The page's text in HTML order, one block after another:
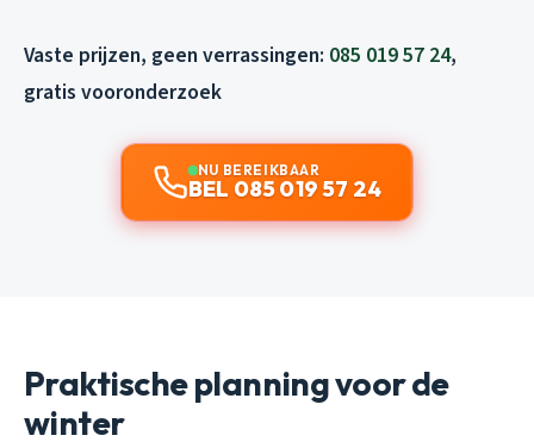
Vaste prijzen, geen verrassingen: 085 019 57 24,
gratis vooronderzoek
NU BEREIKBAAR
BEL 085 019 57 24
Praktische planning voor de
winter